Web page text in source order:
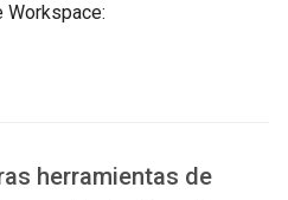
Workspace:
herramientas de